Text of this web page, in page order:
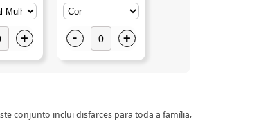
+ - +
conjunto inclui disfarces para toda a família,